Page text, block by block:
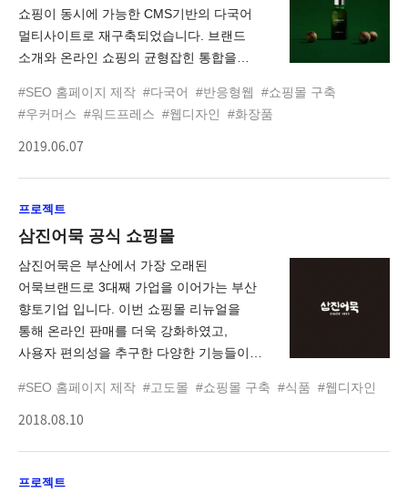
쇼핑이 동시에 가능한 CMS기반의 다국어
멀티사이트로 재구축되었습니다. 브랜드
소개와 온라인 쇼핑의 균형잡힌 통합을
반응형웹으로 제작되었습니다. 또한 하나의
도메인과 한 번의 로그인 만으로도 쇼핑몰
관리자가 다국어 쇼핑몰을 운영, 관리할 수
전자상거래 정책을 쉽게 반영할 수 있도록
확장성을 고려해 제작되었습니다. 그리고
전자상거래 통계분석 연계를 통해 효과적인
글로벌 마케팅 효과 또한 기대하고
있습니다. 랑벨 글로벌 원스토어는
앤어워드 2019 SHOPPING 분야 /
WINNER를 수상했습니다.
#SEO 홈페이지 제작 #다국어 #반응형웹
#쇼핑몰 구축
#우커머스 #워드프레스 #웹디자인 #화장품
2019.06.07
프로젝트
삼진어묵 공식 쇼핑몰
삼진어묵은 부산에서 가장 오래된
어묵브랜드로 3대째 가업을 이어가는 부산
향토기업 입니다. 이번 쇼핑몰 리뉴얼을
통해 온라인 판매를 더욱 강화하였고,
사용자 편의성을 추구한 다양한 기능들이
걸맞는 고급스럽고 차분한 분위기를
연출하려 노력했으며, 이용자들이 쉽고
추가 하였습니다.
#SEO 홈페이지 제작 #고도몰 #쇼핑몰 구축 #식품 #웹디자인
2018.08.10
프로젝트